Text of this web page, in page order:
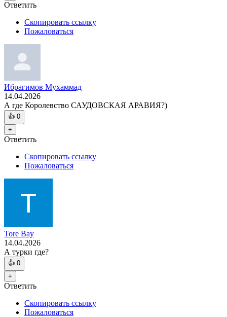
Ответить
Скопировать ссылку
Пожаловаться
Ибрагимов Мухаммад
14.04.2026
А где Королевство САУДОВСКАЯ АРАВИЯ?)
👍 0
+
Ответить
Скопировать ссылку
Пожаловаться
Tore Bay
14.04.2026
А турки где?
👍 0
+
Ответить
Скопировать ссылку
Пожаловаться